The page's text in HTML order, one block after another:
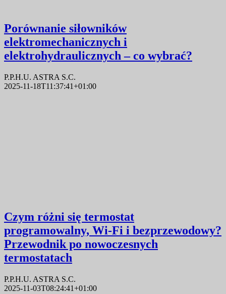
Porównanie siłowników
elektromechanicznych i
elektrohydraulicznych – co wybrać?
P.P.H.U. ASTRA S.C.
2025-11-18T11:37:41+01:00
Czym różni się termostat
programowalny, Wi-Fi i bezprzewodowy?
Przewodnik po nowoczesnych
termostatach
P.P.H.U. ASTRA S.C.
2025-11-03T08:24:41+01:00